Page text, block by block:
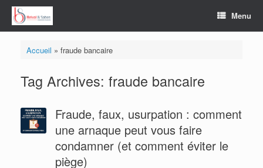
Skip
content
Menu
Accueil » fraude bancaire
Tag Archives: fraude bancaire
Fraude, faux, usurpation : comment
une arnaque peut vous faire
condamner (et comment éviter le
piège)